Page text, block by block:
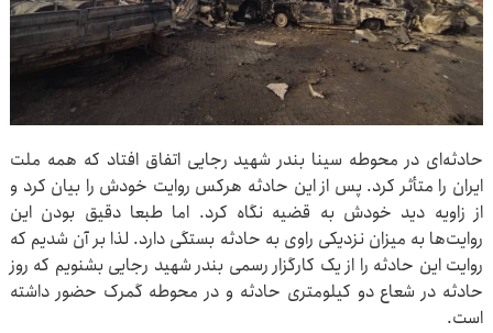
حادثه‌ای در محوطه سینا بندر شهید رجایی اتفاق افتاد که همه ملت
ایران را متأثر کرد. پس از این حادثه هرکس روایت خودش را بیان کرد و
از زاویه دید خودش به قضیه نگاه کرد. اما طبعا دقیق بودن این
روایت‌ها به میزان نزدیکی راوی به حادثه بستگی دارد. لذا بر آن شدیم که
روایت این حادثه را از یک کارگزار رسمی بندر شهید رجایی بشنویم که روز
حادثه در شعاع دو کیلومتری حادثه و در محوطه گمرک حضور داشته
است.